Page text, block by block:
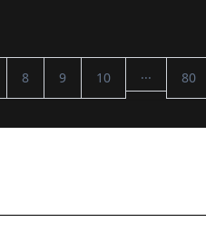
8 9 10 ... 80